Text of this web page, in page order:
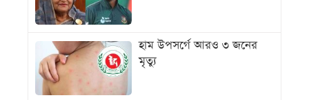
হাম উপসর্গে আরও ৩ জনের
মৃত্যু